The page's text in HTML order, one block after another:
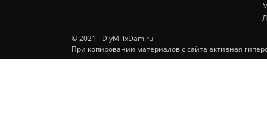
© 2021 - DlyMilixDam.ru
При копировании материалов с сайта активная